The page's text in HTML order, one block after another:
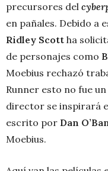
precursores del
en pañales. Debido a
Ridley Scott ha
de personajes como
Moebius rechazó
Runner esto no fue
director se inspirará
escrito por Dan
Moebius.